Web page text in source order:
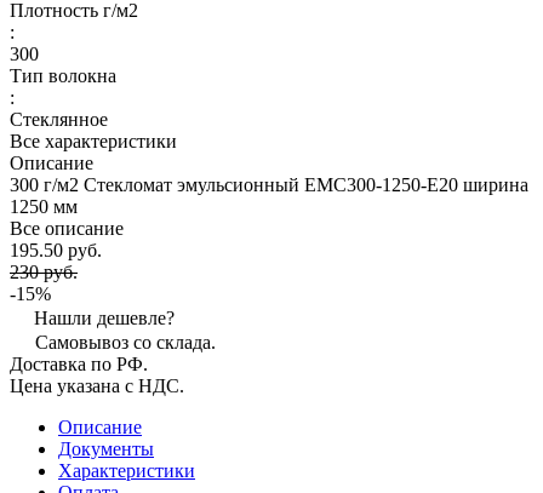
Плотность г/м2
:
300
Тип волокна
:
Стеклянное
Все характеристики
Описание
300 г/м2 Стекломат эмульсионный EMC300-1250-E20 ширина
1250 мм
Все описание
195.50 руб.
230 руб.
-15%
Нашли дешевле?
Самовывоз со склада.
Доставка по РФ.
Цена указана с НДС.
Описание
Документы
Характеристики